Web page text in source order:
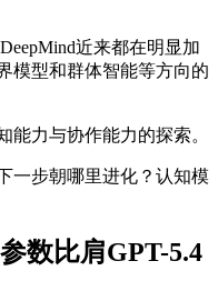
近来都在明显加
模型和群体智能等方向的
能力与协作能力的探索。
一步朝哪里进化？认知模
数比肩GPT-5.4